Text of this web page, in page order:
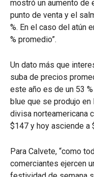
mostró un aumento de
punto de venta y el
%. En el caso del atún
% promedio”.
Un dato más que
suba de precios
este año es de un 53
blue que se produjo
divisa norteamericana
$147 y hoy asciende a
Para Calvete, “como
comerciantes ejercen